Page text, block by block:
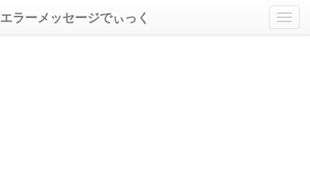
エラーメッセージでぃっく